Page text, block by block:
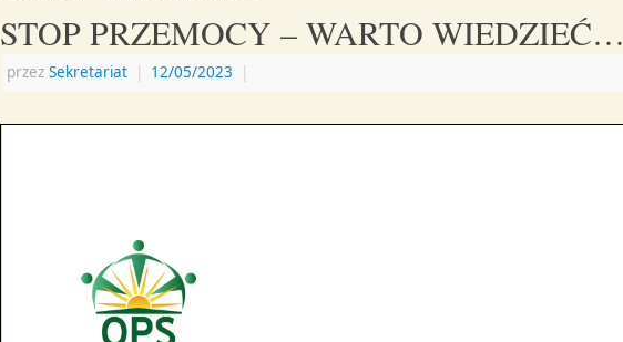
STOP PRZEMOCY – WARTO WIEDZIEĆ…
przez Sekretariat | 12/05/2023 |